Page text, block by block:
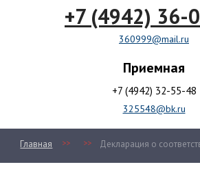
+7 (4942) 36-
360999@mail.ru
Приемная
+7 (4942) 32-55-48
325548@bk.ru
Главная >> >> Декларация о
ПРОДУКЦИЯ